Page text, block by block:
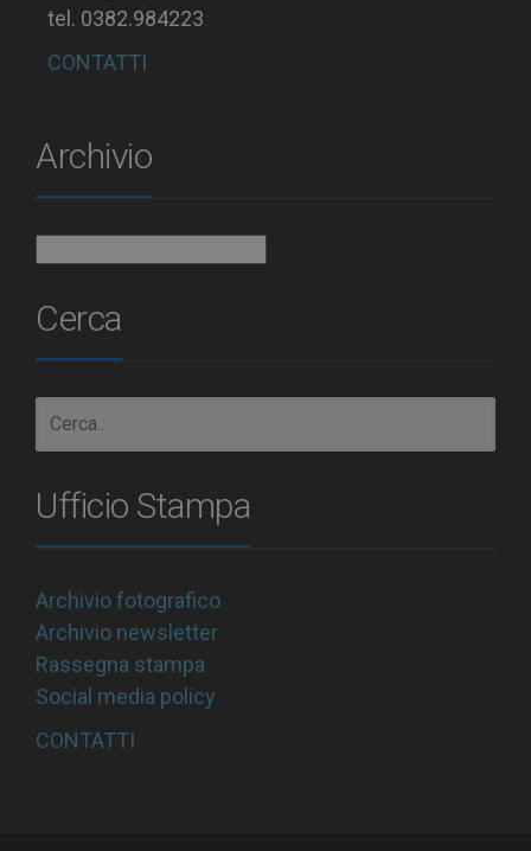
tel. 0382.984223
CONTATTI
Archivio
Cerca
Ufficio Stampa
Archivio fotografico
Archivio newsletter
Rassegna stampa
Social media policy
CONTATTI